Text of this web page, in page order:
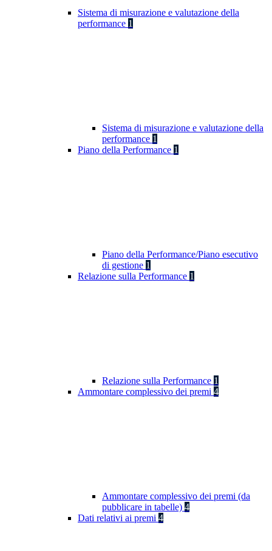
Sistema di misurazione e valutazione della
performance 1
Sistema di misurazione e valutazione della
performance 1
Piano della Performance 1
Piano della Performance/Piano esecutivo
di gestione 1
Relazione sulla Performance 1
Relazione sulla Performance 1
Ammontare complessivo dei premi 4
Ammontare complessivo dei premi (da
pubblicare in tabelle) 4
Dati relativi ai premi 4